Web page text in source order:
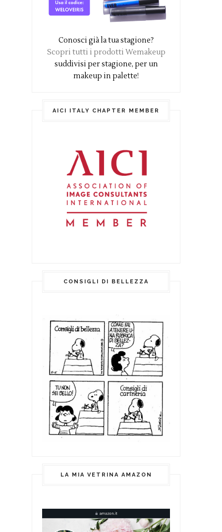
Conosci già la tua stagione?
Scopri tutti i prodotti Wemakeup
suddivisi per stagione, per un
makeup in palette!
AICI ITALY CHAPTER MEMBER
CONSIGLI DI BELLEZZA
LA MIA VETRINA AMAZON